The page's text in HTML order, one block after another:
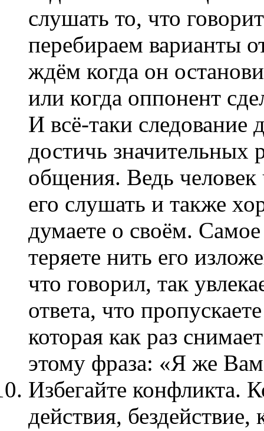
слушать то, что
перебираем варианты
ждём когда он
или когда оппонент
И всё-таки следование
достичь значительных
общения. Ведь человек
его слушать и также
думаете о своём.
теряете нить его
что говорил, так
ответа, что
которая как раз
этому фраза: «Я же Вам
Избегайте конфликта.
действия,